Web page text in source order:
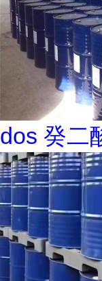
dos 癸二